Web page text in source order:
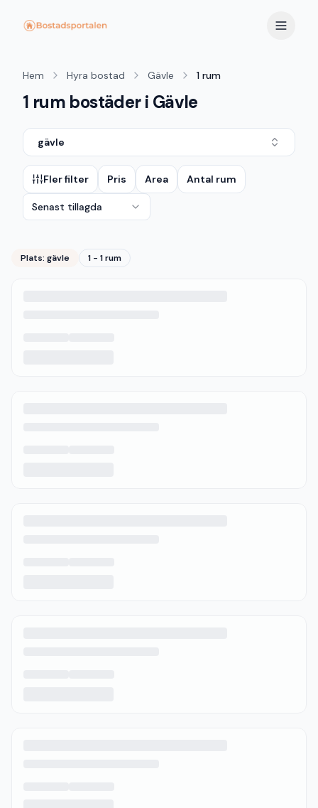
Hem Hyra bostad Gävle 1 rum
1 rum bostäder i Gävle
gävle
Fler filter Pris Area Antal rum
Senast tillagda
Plats: gävle 1 - 1 rum